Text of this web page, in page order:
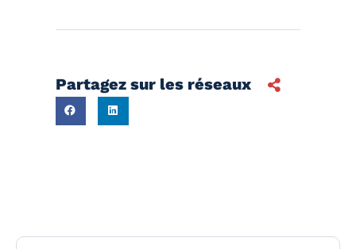
Partagez sur les réseaux